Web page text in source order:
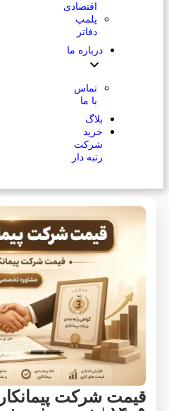
اقتصادی
پلمپ
دفاتر
درباره ما
تماس
با ما
بلاگ
خرید
شرکت
رتبه دار